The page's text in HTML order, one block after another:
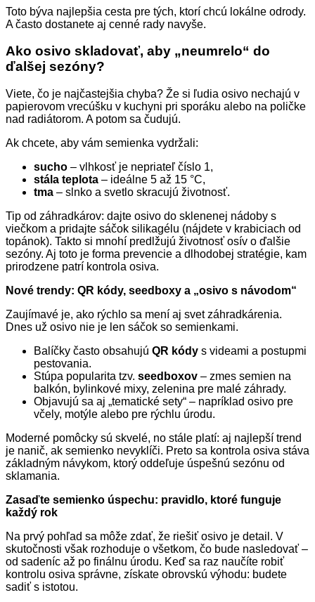
Toto býva najlepšia cesta pre tých, ktorí chcú lokálne odrody.
A často dostanete aj cenné rady navyše.
Ako osivo skladovať, aby „neumrelo“ do
ďalšej sezóny?
Viete, čo je najčastejšia chyba? Že si ľudia osivo nechajú v
papierovom vrecúšku v kuchyni pri sporáku alebo na poličke
nad radiátorom. A potom sa čudujú.
Ak chcete, aby vám semienka vydržali:
sucho – vlhkosť je nepriateľ číslo 1,
stála teplota – ideálne 5 až 15 °C,
tma – slnko a svetlo skracujú životnosť.
Tip od záhradkárov: dajte osivo do sklenenej nádoby s
viečkom a pridajte sáčok silikagélu (nájdete v krabiciach od
topánok). Takto si mnohí predlžujú životnosť osív o ďalšie
sezóny. Aj toto je forma prevencie a dlhodobej stratégie, kam
prirodzene patrí kontrola osiva.
Nové trendy: QR kódy, seedboxy a „osivo s návodom“
Zaujímavé je, ako rýchlo sa mení aj svet záhradkárenia.
Dnes už osivo nie je len sáčok so semienkami.
Balíčky často obsahujú QR kódy s videami a postupmi
pestovania.
Stúpa popularita tzv. seedboxov – zmes semien na
balkón, bylinkové mixy, zelenina pre malé záhrady.
Objavujú sa aj „tematické sety“ – napríklad osivo pre
včely, motýle alebo pre rýchlu úrodu.
Moderné pomôcky sú skvelé, no stále platí: aj najlepší trend
je nanič, ak semienko nevyklíči. Preto sa kontrola osiva stáva
základným návykom, ktorý oddeľuje úspešnú sezónu od
sklamania.
Zasaďte semienko úspechu: pravidlo, ktoré funguje
každý rok
Na prvý pohľad sa môže zdať, že riešiť osivo je detail. V
skutočnosti však rozhoduje o všetkom, čo bude nasledovať –
od sadeníc až po finálnu úrodu. Keď sa raz naučíte robiť
kontrolu osiva správne, získate obrovskú výhodu: budete
sadiť s istotou.